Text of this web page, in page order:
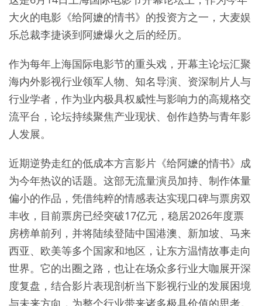
大火的电影《给阿嬷的情书》的投资方之一，大麦娱
乐总裁李捷谈到阿嬷爆火之后的经历。
作为每年上海国际电影节的重头戏，开幕主论坛汇聚
海内外影视行业领军人物、知名导演、资深制片人与
行业学者，作为业内极具权威性与影响力的高规格交
流平台，论坛持续聚焦产业现状、创作趋势与青年影
人发展。
近期逆势走红的低成本方言影片《给阿嬷的情书》成
为今年热议的话题。这部无流量演员加持、制作体量
偏小的作品，凭借纯粹的情感表达实现口碑与票房双
丰收，目前票房已经突破17亿元，稳居2026年度票
房榜单前列，并将陆续登陆中国港澳、新加坡、马来
西亚、欧美等多个国家和地区，让东方温情故事走向
世界。它的出圈之路，也让在场众多行业大咖展开深
度复盘，结合影片表现剖析当下影视行业的发展困境
与未来方向，为整个行业带来诸多极具价值的思考。